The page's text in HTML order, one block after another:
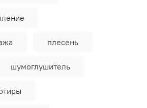
плесень
шумоглушитель